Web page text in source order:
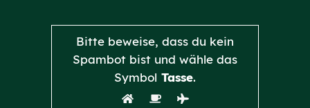
Bitte beweise, dass du kein
Spambot bist und wähle das
Symbol Tasse.